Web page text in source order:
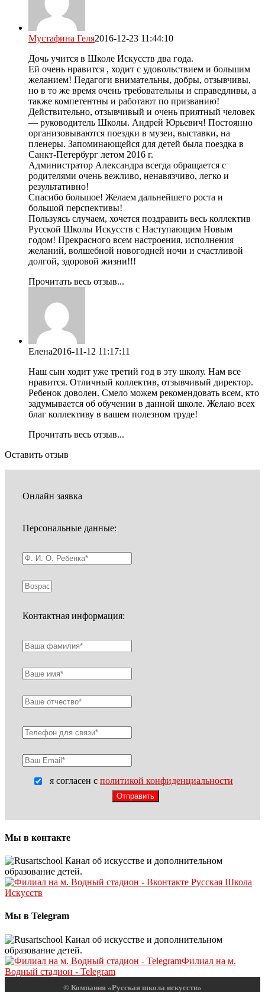
Мустафина Геля2016-12-23 11:44:10
Дочь учится в Школе Искусств два года.
Ей очень нравится , ходит с удовольствием и большим
желанием! Педагоги внимательны, добры, отзывчивы,
но в то же время очень требовательны и справедливы, а
также компетентны и работают по призванию!
Действительно, отзывчивый и очень приятный человек
— руководитель Школы. Андрей Юрьевич! Постоянно
организовываются поездки в музеи, выставки, на
пленеры. Запоминающейся для детей была поездка в
Санкт-Петербург летом 2016 г.
Администратор Александра всегда обращается с
родителями очень вежливо, ненавязчиво, легко и
результативно!
Спасибо большое! Желаем дальнейшего роста и
большой перспективы!
Пользуясь случаем, хочется поздравить весь коллектив
Русской Школы Искусств с Наступающим Новым
годом! Прекрасного всем настроения, исполнения
желаний, волшебной новогодней ночи и счастливой
долгой, здоровой жизни!!!
Прочитать весь отзыв...
Елена2016-11-12 11:17:11
Наш сын ходит уже третий год в эту школу. Нам все
нравится. Отличный коллектив, отзывчивый директор.
Ребенок доволен. Смело можем рекомендовать всем, кто
задумывается об обучении в данной школе. Желаю всех
благ коллективу в вашем полезном труде!
Прочитать весь отзыв...
Оставить отзыв
Онлайн заявка
Персональные данные:
Контактная информация:
я согласен с политикой конфиденциальности
Мы в контакте
Русская Школа
Искусств
Мы в Telegram
Филиал на м.
Водный стадион - Telegram
© Компания «Русская школа искусств»